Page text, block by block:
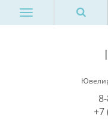
+7